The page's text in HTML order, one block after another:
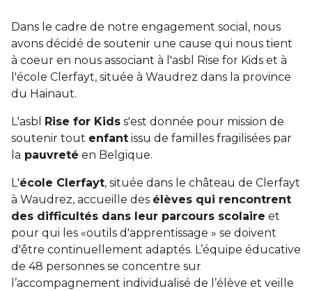
Dans le cadre de notre engagement social, nous
avons décidé de soutenir une cause qui nous tient
à coeur en nous associant à l'asbl Rise for Kids et à
l'école Clerfayt, située à Waudrez dans la province
du Hainaut.
L'asbl Rise for Kids s'est donnée pour mission de
soutenir tout enfant issu de familles fragilisées par
la pauvreté en Belgique.
L'école Clerfayt, située dans le château de Clerfayt
à Waudrez, accueille des élèves qui rencontrent
des difficultés dans leur parcours scolaire et
pour qui les «outils d'apprentissage » se doivent
d'être continuellement adaptés. L’équipe éducative
de 48 personnes se concentre sur
l’accompagnement individualisé de l’élève et veille